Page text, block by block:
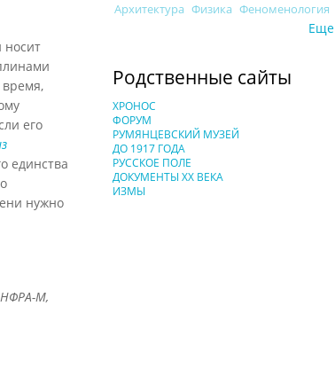
носит
время,
его
единства
нужно
М,
Архитектура Физика Феноменология
Еще
Родственные сайты
ХРОНОС
ФОРУМ
РУМЯНЦЕВСКИЙ МУЗЕЙ
ДО 1917 ГОДА
РУССКОЕ ПОЛЕ
ДОКУМЕНТЫ XX ВЕКА
ИЗМЫ